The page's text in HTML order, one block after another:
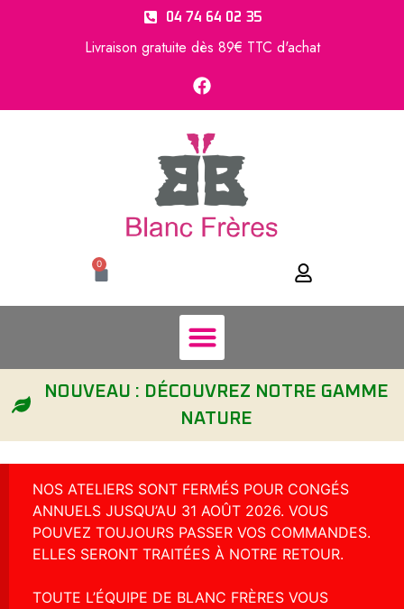
04 74 64 02 35
Livraison gratuite dès 89€ TTC d'achat
0
NOUVEAU : DÉCOUVREZ NOTRE GAMME
NATURE
NOS ATELIERS SONT FERMÉS POUR CONGÉS
ANNUELS JUSQU’AU 31 AOÛT 2026. VOUS
POUVEZ TOUJOURS PASSER VOS COMMANDES.
ELLES SERONT TRAITÉES À NOTRE RETOUR.
TOUTE L’ÉQUIPE DE BLANC FRÈRES VOUS